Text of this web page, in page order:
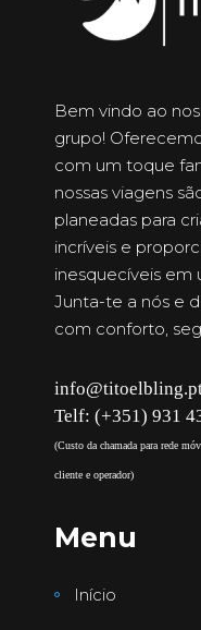
Bem vindo ao
grupo!
com um toque
nossas viagens
planeadas para
incríveis e
inesquecíveis em
Junta-te a nós e
com conforto,
Telf: (+351) 931
(Custo da chamada para rede
cliente e operador)
Menu
Início